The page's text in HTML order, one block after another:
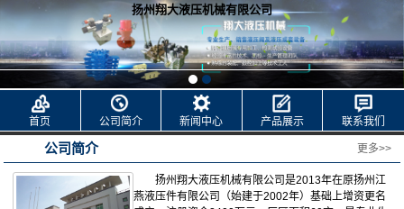
扬州翔大液压机械有限公司
首页 公司简介 新闻中心 产品展示 联系我们
更多>>
公司简介
扬州翔大液压机械有限公司是2013年在原扬州江
燕液压件有限公司（始建于2002年）基础上增资更名